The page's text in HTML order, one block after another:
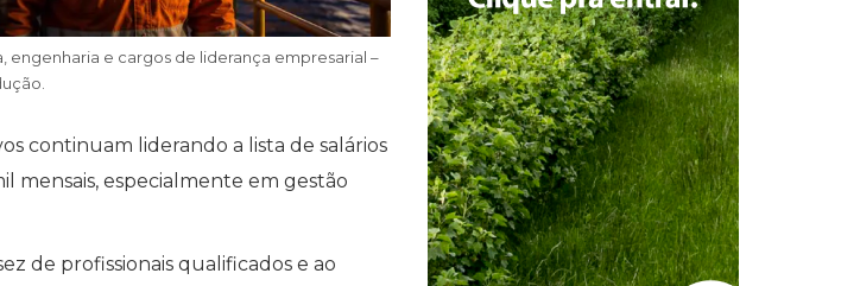
e cargos de liderança empresarial –
continuam liderando a lista de salários
mensais, especialmente em gestão
de profissionais qualificados e ao